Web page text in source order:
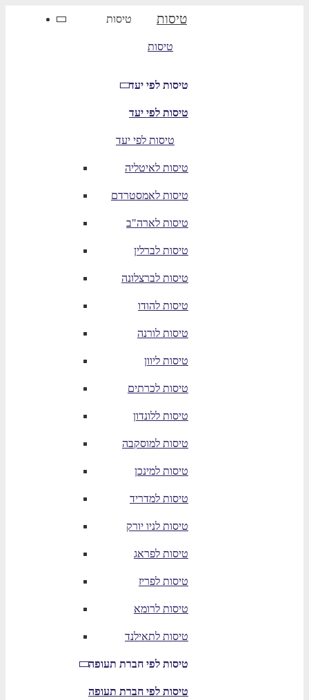
טיסות טיסות
טיסות
טיסות לפי יעד
טיסות לפי יעד
טיסות לפי יעד
טיסות לאיטליה
טיסות לאמסטרדם
טיסות לארה"ב
טיסות לברלין
טיסות לברצלונה
טיסות להודו
טיסות לורנה
טיסות ליוון
טיסות לכרתים
טיסות ללונדון
טיסות למוסקבה
טיסות למינכן
טיסות למדריד
טיסות לניו יורק
טיסות לפראג
טיסות לפריז
טיסות לרומא
טיסות לתאילנד
טיסות לפי חברת תעופה
טיסות לפי חברת תעופה